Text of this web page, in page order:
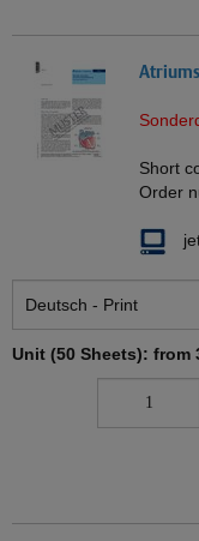
Short
Order
Unit (50 Sheets): from